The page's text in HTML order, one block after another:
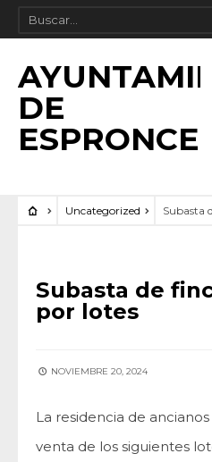
DE
Uncategorized Subasta
Subasta de
por lotes
NOVIEMBRE 20, 2024
La residencia de
venta de los siguientes